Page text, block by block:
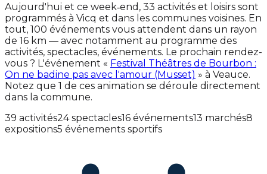
Aujourd'hui et ce week‑end, 33 activités et loisirs sont
programmés à Vicq et dans les communes voisines. En
tout, 100 événements vous attendent dans un rayon
de 16 km — avec notamment au programme des
activités, spectacles, événements. Le prochain rendez-
vous ? L'événement « Festival Théâtres de Bourbon :
On ne badine pas avec l'amour (Musset) » à Veauce.
Notez que 1 de ces animation se déroule directement
dans la commune.
39 activités24 spectacles16 événements13 marchés8
expositions5 événements sportifs